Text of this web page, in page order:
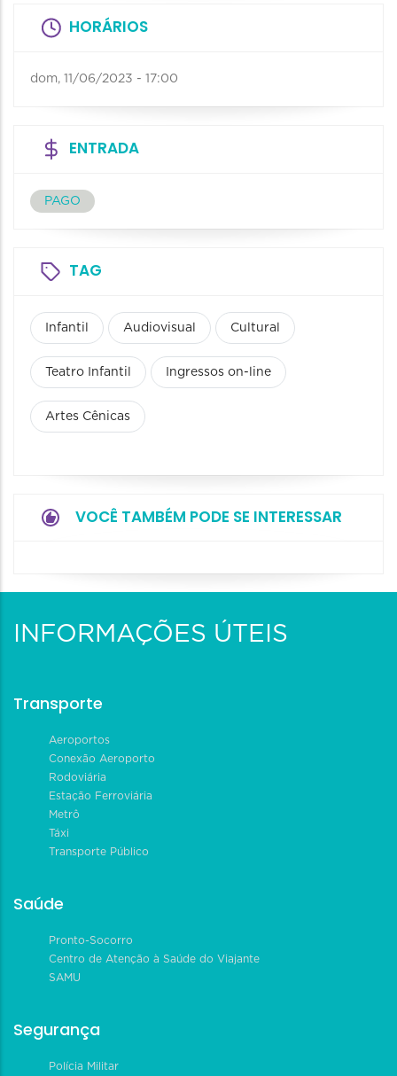
HORÁRIOS
dom, 11/06/2023 - 17:00
ENTRADA
PAGO
TAG
Infantil Audiovisual Cultural
Teatro Infantil Ingressos on-line
Artes Cênicas
VOCÊ TAMBÉM PODE SE INTERESSAR
INFORMAÇÕES ÚTEIS
Transporte
Aeroportos
Conexão Aeroporto
Rodoviária
Estação Ferroviária
Metrô
Táxi
Transporte Público
Saúde
Pronto-Socorro
Centro de Atenção à Saúde do Viajante
SAMU
Segurança
Polícia Militar